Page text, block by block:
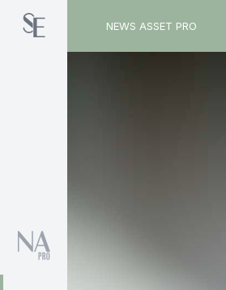
NEWS ASSET PRO